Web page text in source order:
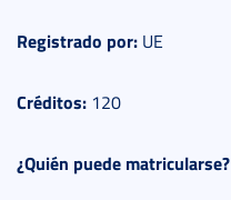
Registrado por: UE
Créditos: 120
¿Quién puede matricularse?